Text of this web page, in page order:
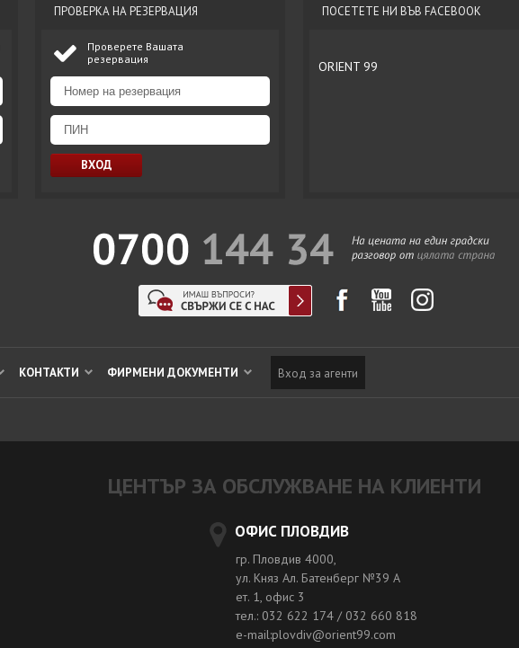
ПРОВЕРКА НА РЕЗЕРВАЦИЯ
Проверете Вашата
резервация
ПОСЕТЕТЕ НИ ВЪВ FACEBOOK
ORIENT 99
КОНТАКТИ ФИРМЕНИ ДОКУМЕНТИ Вход за агенти
ЦЕНТЪР ЗА ОБСЛУЖВАНЕ НА КЛИЕНТИ
ОФИС ПЛОВДИВ
гр. Пловдив 4000,
ул. Княз Ал. Батенберг №39 A
ет. 1, офис 3
тел.: 032 622 174 / 032 660 818
e-mail:plovdiv@orient99.com